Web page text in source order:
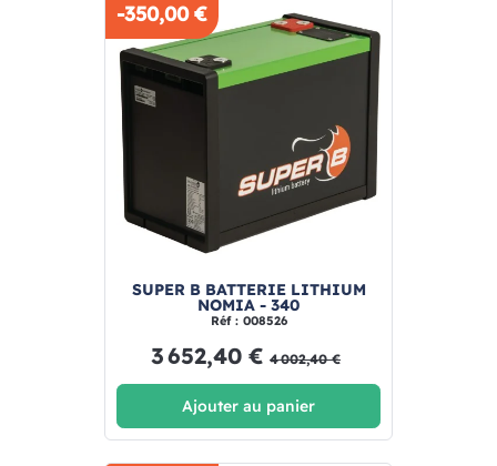
-350,00 €
SUPER B BATTERIE LITHIUM
NOMIA - 340
Réf : 008526
3 652,40 € 4 002,40 €
Ajouter au panier